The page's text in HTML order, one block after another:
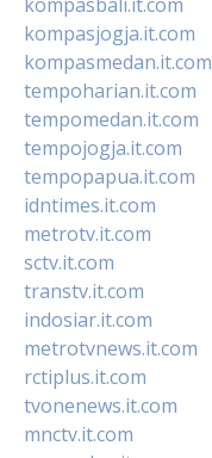
kompasjogja.it.com
kompasmedan.it.com
tempoharian.it.com
tempomedan.it.com
tempojogja.it.com
tempopapua.it.com
idntimes.it.com
metrotv.it.com
sctv.it.com
transtv.it.com
indosiar.it.com
metrotvnews.it.com
rctiplus.it.com
tvonenews.it.com
mnctv.it.com